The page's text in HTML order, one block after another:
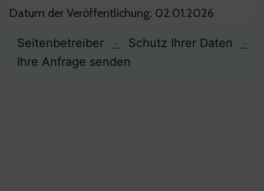
Datum der Veröffentlichung: 02.01.2026
Seitenbetreiber - Schutz Ihrer Daten
-
Ihre Anfrage senden